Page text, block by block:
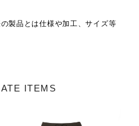
製品とは仕様や加工、サイズ等
ITEMS